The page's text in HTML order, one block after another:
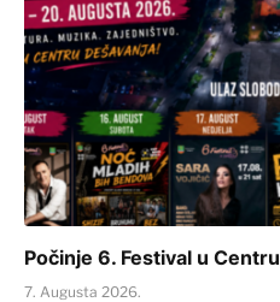
Počinje 6. Festival u Centru
7. Augusta 2026.